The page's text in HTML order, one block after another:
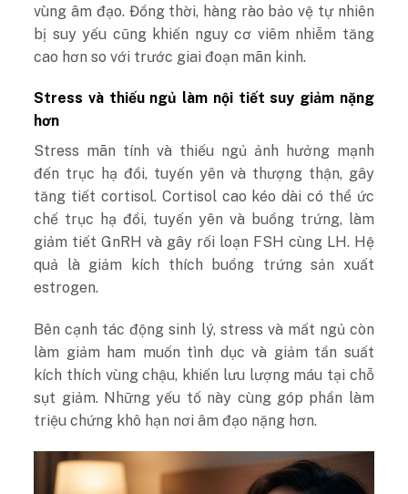
vùng âm đạo. Đồng thời, hàng rào bảo vệ tự nhiên
bị suy yếu cũng khiến nguy cơ viêm nhiễm tăng
cao hơn so với trước giai đoạn mãn kinh.
Stress và thiếu ngủ làm nội tiết suy giảm nặng
hơn
Stress mãn tính và thiếu ngủ ảnh hưởng mạnh
đến trục hạ đồi, tuyến yên và thượng thận, gây
tăng tiết cortisol. Cortisol cao kéo dài có thể ức
chế trục hạ đồi, tuyến yên và buồng trứng, làm
giảm tiết GnRH và gây rối loạn FSH cùng LH. Hệ
quả là giảm kích thích buồng trứng sản xuất
estrogen.
Bên cạnh tác động sinh lý, stress và mất ngủ còn
làm giảm ham muốn tình dục và giảm tần suất
kích thích vùng chậu, khiến lưu lượng máu tại chỗ
sụt giảm. Những yếu tố này cùng góp phần làm
triệu chứng khô hạn nơi âm đạo nặng hơn.